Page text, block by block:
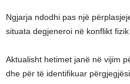
Ngjarja ndodhi pas një
situata degjeneroi në konflikt
Aktualisht hetimet janë në vijim
dhe për të identifikuar